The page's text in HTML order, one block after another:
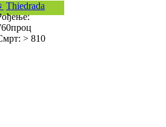
Thiedrada
> 810